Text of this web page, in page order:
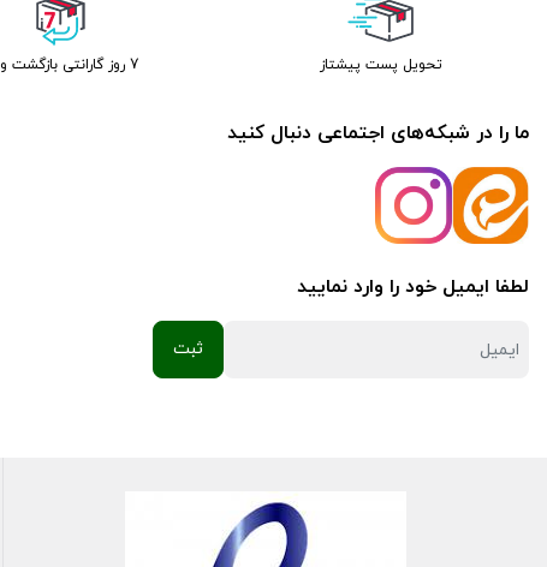
تحویل پست پیشتاز 7 روز گارانتی بازگشت وجه
ما را در شبکه‌های اجتماعی دنبال کنید
لطفا ایمیل خود را وارد نمایید